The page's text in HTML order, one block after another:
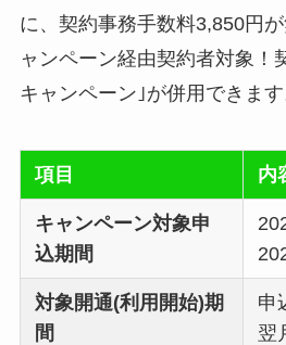
に、契約事務手数料3,850円
ャンペーン経由契約者対象！
キャンペーン｣が併用できます
項目 内
キャンペーン対象申
込期間
対象開通(利用開始)期
間
申
翌